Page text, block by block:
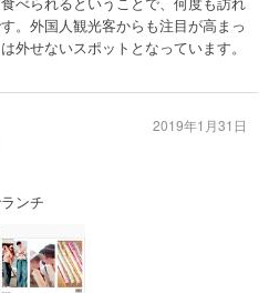
。外国人観光客からも注目が高まっ
外せないスポットとなっています。
ンチ
2019年1月31日